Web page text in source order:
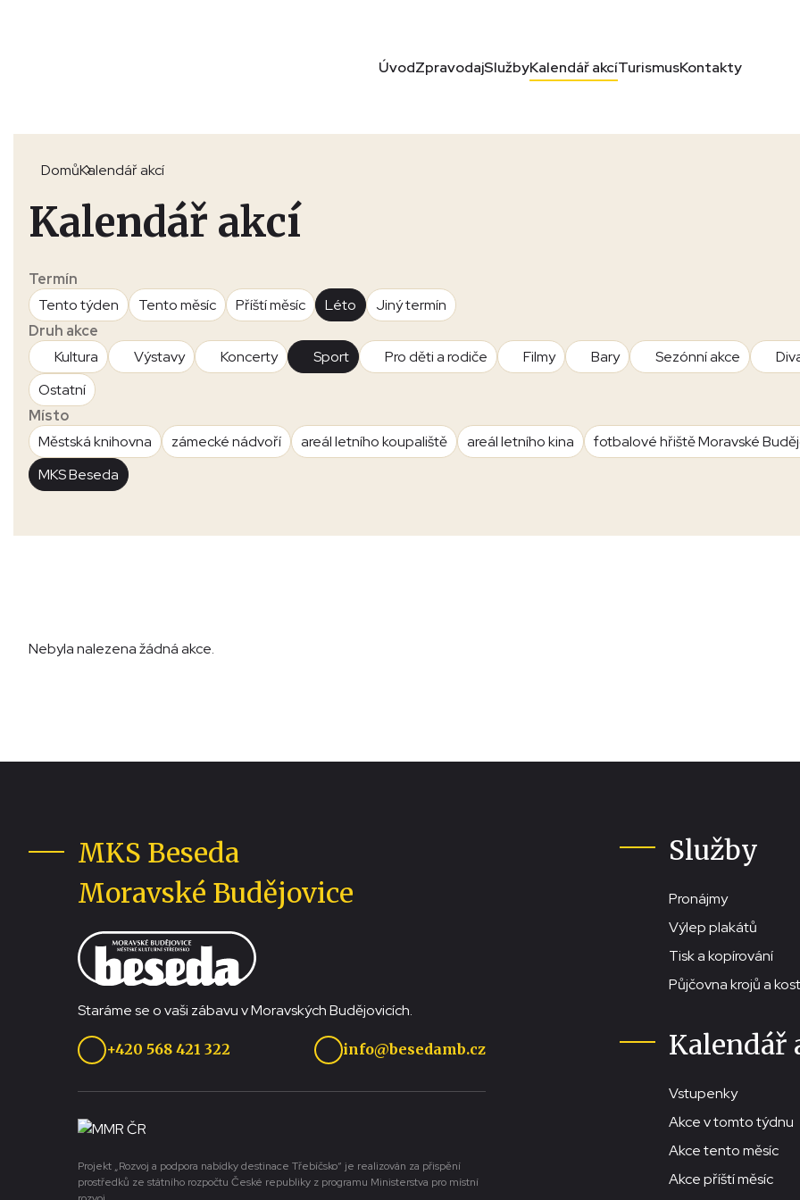
ÚvodZpravodajSlužbyKalendář akcíTurismusKontakty
DomůKalendář akcí
Kalendář akcí
Termín
Tento týden
Tento měsíc Příští měsíc Léto
Jiný termín
Druh akce
Kultura
Výstavy Koncerty Sport Pro děti a rodiče Filmy Bary Sezónní akce
Ostatní
Místo
Městská knihovna
zámecké nádvoří areál letního koupaliště areál letního kina
fotbalové hřiště Moravské
MKS Beseda
Nebyla nalezena žádná akce.
MKS Beseda
Moravské Budějovice
Staráme se o vaši zábavu v Moravských Budějovicích.
+420 568 421 322 info@besedamb.cz
Projekt „Rozvoj a podpora nabídky destinace Třebíčsko“ je realizován za přispění
prostředků ze státního rozpočtu České republiky z programu Ministerstva pro místní
Služby
Pronájmy
Výlep plakátů
Tisk a kopírování
Půjčovna krojů a
Kalendář
Vstupenky
Akce v tomto týdnu
Akce tento měsíc
Akce příští měsíc